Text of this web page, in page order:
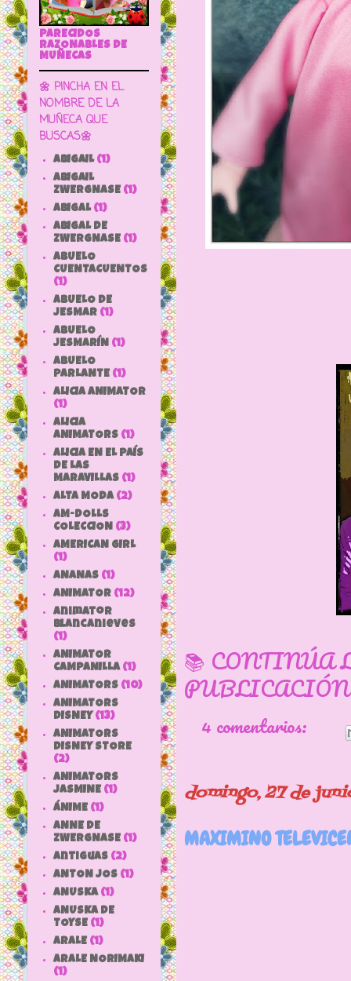
📚 CONTINÚA
4 comentarios:
domingo, 27 de
MAXIMINO
PARECIDOS
RAZONABLES DE
MUÑECAS
🌼 PINCHA EN EL
NOMBRE DE LA
MUÑECA QUE
BUSCAS🌼
ABIGAIL (1)
ABIGAIL
ZWERGNASE (1)
ABIGAL (1)
ABIGAL DE
ZWERGNASE (1)
ABUELO
CUENTACUENTOS
(1)
ABUELO DE
JESMAR (1)
ABUELO
JESMARÍN (1)
ABUELO
PARLANTE (1)
ALICIA ANIMATOR
(1)
ALICIA
ANIMATORS (1)
ALICIA EN EL PAÍS
DE LAS
MARAVILLAS (1)
ALTA MODA (2)
AM-DOLLS
COLECCION (3)
AMERICAN GIRL
(1)
ANANAS (1)
ANIMATOR (12)
animator
blancanieves
(1)
ANIMATOR
CAMPANILLA (1)
ANIMATORS (10)
ANIMATORS
DISNEY (13)
ANIMATORS
DISNEY STORE
(2)
ANIMATORS
JASMINE (1)
ÁNIME (1)
ANNE DE
ZWERGNASE (1)
antiguas (2)
ANTON JOS (1)
ANUSKA (1)
ANUSKA DE
TOYSE (1)
ARALE (1)
ARALE NORIMAKI
(1)